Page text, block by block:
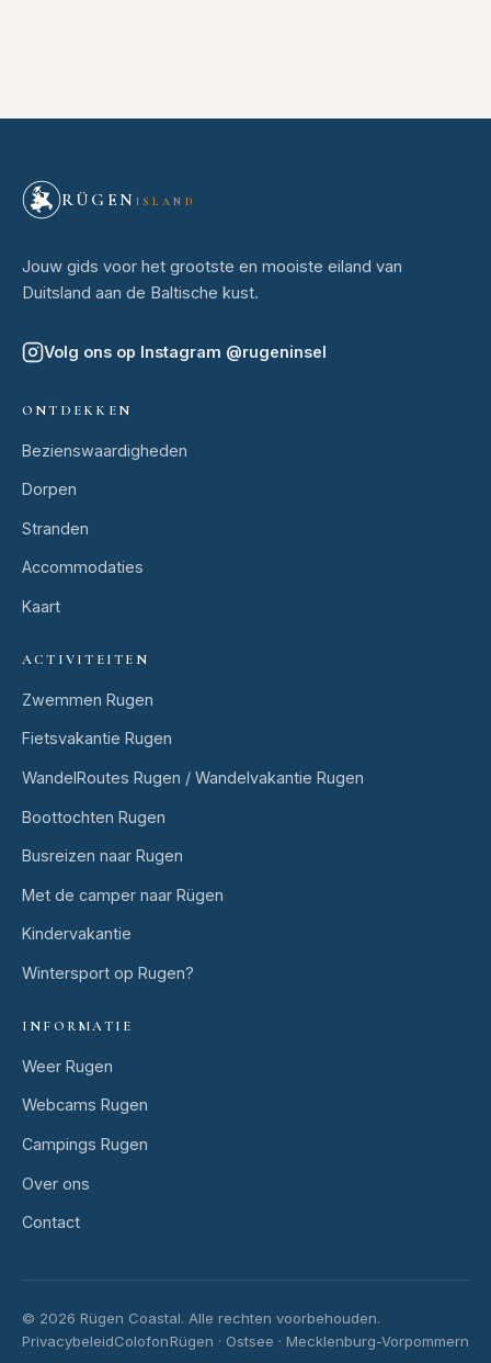
RÜGEN ISLAND
Jouw gids voor het grootste en mooiste eiland van
Duitsland aan de Baltische kust.
Volg ons op Instagram @rugeninsel
ONTDEKKEN
Bezienswaardigheden
Dorpen
Stranden
Accommodaties
Kaart
ACTIVITEITEN
Zwemmen Rugen
Fietsvakantie Rugen
WandelRoutes Rugen / Wandelvakantie Rugen
Boottochten Rugen
Busreizen naar Rugen
Met de camper naar Rügen
Kindervakantie
Wintersport op Rugen?
INFORMATIE
Weer Rugen
Webcams Rugen
Campings Rugen
Over ons
Contact
© 2026 Rügen Coastal. Alle rechten voorbehouden.
PrivacybeleidColofonRügen · Ostsee · Mecklenburg-Vorpommern